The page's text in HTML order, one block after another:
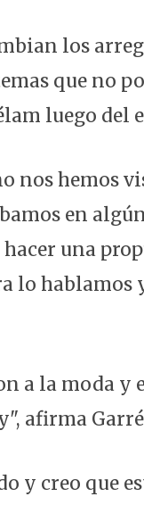
los
que no
luego del
nos hemos
en
una
lo hablamos
a la moda y
afirma
y creo que